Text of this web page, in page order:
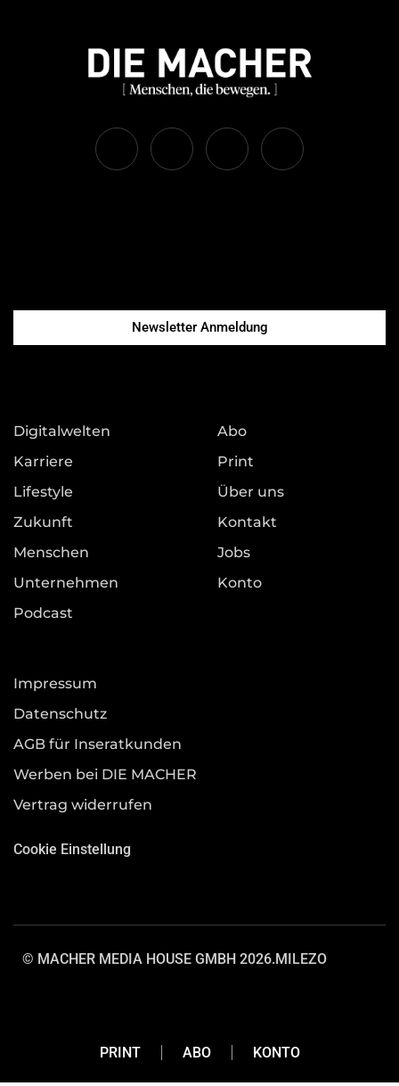
Newsletter Anmeldung
Digitalwelten
Karriere
Lifestyle
Zukunft
Menschen
Unternehmen
Podcast
Abo
Print
Über uns
Kontakt
Jobs
Konto
Impressum
Datenschutz
AGB für Inseratkunden
Werben bei DIE MACHER
Vertrag widerrufen
Cookie Einstellung
© MACHER MEDIA HOUSE GMBH 2026.MILEZO
PRINT ABO KONTO